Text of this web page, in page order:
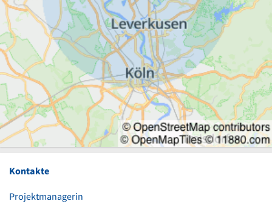
Kontakte
Projektmanagerin